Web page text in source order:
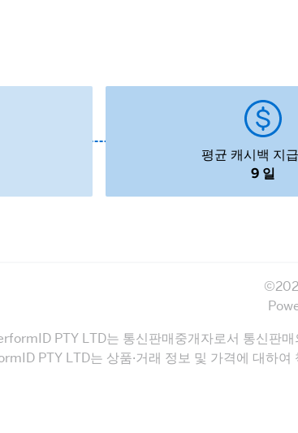
평균 캐시백 지
9 일
PTY LTD는 통신판매중개자로서 통신판
PTY LTD는 상품·거래 정보 및 가격에 대하여